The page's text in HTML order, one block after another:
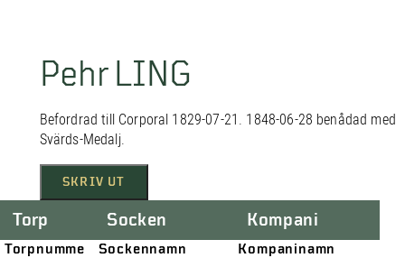
Pehr LING
Befordrad till Corporal 1829-07-21. 1848-06-28 benådad med
Svärds-Medalj.
SKRIV UT
Torp
Torpnumme
Socken
Sockennamn
Kompani
Kompaninamn